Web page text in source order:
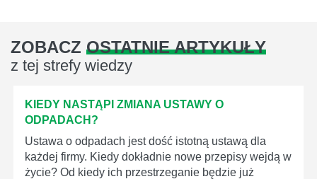
ZOBACZ OSTATNIE ARTYKUŁY
z tej strefy wiedzy
KIEDY NASTĄPI ZMIANA USTAWY O
ODPADACH?
Ustawa o odpadach jest dość istotną ustawą dla
każdej firmy. Kiedy dokładnie nowe przepisy wejdą w
życie? Od kiedy ich przestrzeganie będzie już